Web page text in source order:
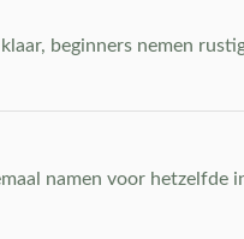
beginners nemen
namen voor